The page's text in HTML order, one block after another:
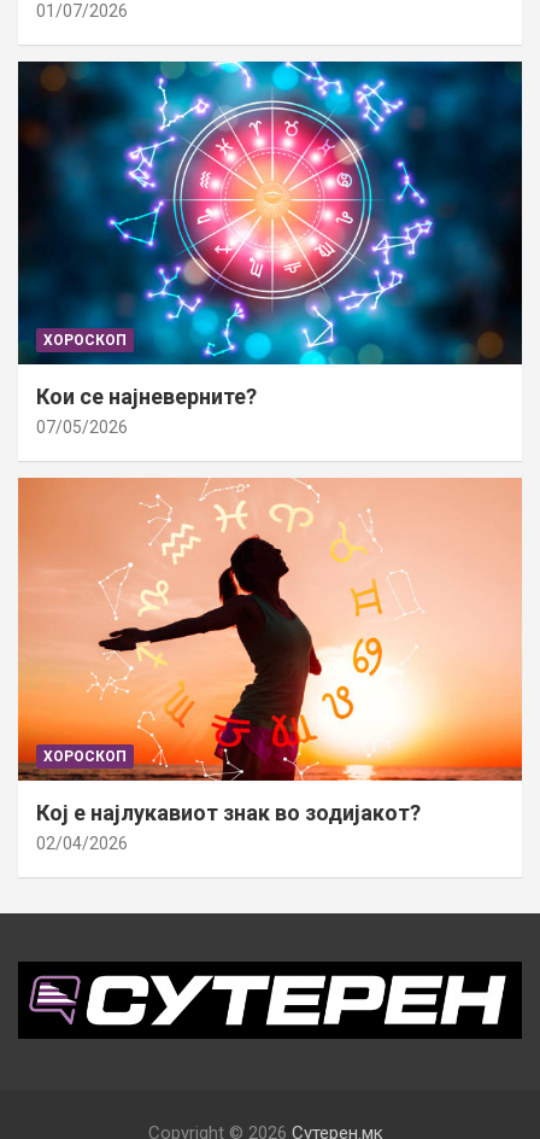
01/07/2026
ХОРОСКОП
Кои се најневерните?
07/05/2026
ХОРОСКОП
Кој е најлукавиот знак во зодијакот?
02/04/2026
Copyright © 2026 Сутерен.мк